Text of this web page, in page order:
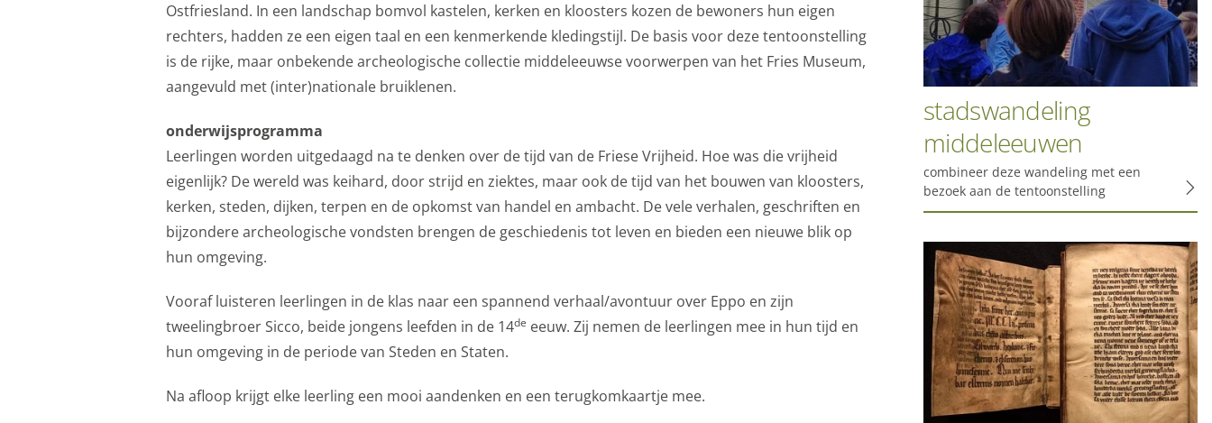
Ostfriesland. In een landschap bomvol kastelen, kerken en kloosters kozen de bewoners hun eigen
rechters, hadden ze een eigen taal en een kenmerkende kledingstijl. De basis voor deze tentoonstelling
is de rijke, maar onbekende archeologische collectie middeleeuwse voorwerpen van het Fries Museum,
aangevuld met (inter)nationale bruiklenen.
onderwijsprogramma
Leerlingen worden uitgedaagd na te denken over de tijd van de Friese Vrijheid. Hoe was die vrijheid
eigenlijk? De wereld was keihard, door strijd en ziektes, maar ook de tijd van het bouwen van kloosters,
kerken, steden, dijken, terpen en de opkomst van handel en ambacht. De vele verhalen, geschriften en
bijzondere archeologische vondsten brengen de geschiedenis tot leven en bieden een nieuwe blik op
hun omgeving.
Vooraf luisteren leerlingen in de klas naar een spannend verhaal/avontuur over Eppo en zijn
tweelingbroer Sicco, beide jongens leefden in de 14de eeuw. Zij nemen de leerlingen mee in hun tijd en
hun omgeving in de periode van Steden en Staten.
Na afloop krijgt elke leerling een mooi aandenken en een terugkomkaartje mee.
stadswandeling
middeleeuwen
combineer deze wandeling met een
bezoek aan de tentoonstelling